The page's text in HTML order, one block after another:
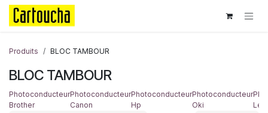
Se rendre au contenu
Produits BLOC TAMBOUR
BLOC TAMBOUR
Photoconducteur
Brother
Photoconducteur
Canon
Photoconducteur
Hp
Photoconducteur
Oki